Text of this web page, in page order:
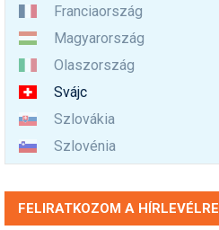
Franciaország
Magyarország
Olaszország
Svájc
Szlovákia
Szlovénia
FELIRATKOZOM A HÍRLEVÉLRE